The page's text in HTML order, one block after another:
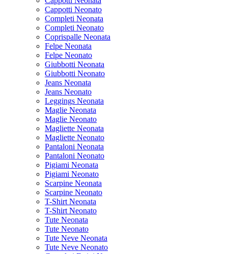
Cappotti Neonato
Completi Neonata
Completi Neonato
Coprispalle Neonata
Felpe Neonata
Felpe Neonato
Giubbotti Neonata
Giubbotti Neonato
Jeans Neonata
Jeans Neonato
Leggings Neonata
Maglie Neonata
Maglie Neonato
Magliette Neonata
Magliette Neonato
Pantaloni Neonata
Pantaloni Neonato
Pigiami Neonata
Pigiami Neonato
Scarpine Neonata
Scarpine Neonato
T-Shirt Neonata
T-Shirt Neonato
Tute Neonata
Tute Neonato
Tute Neve Neonata
Tute Neve Neonato